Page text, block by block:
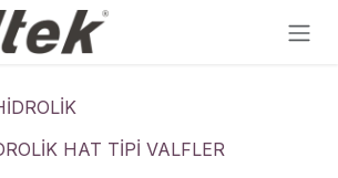
HAT TİPİ VALFLER